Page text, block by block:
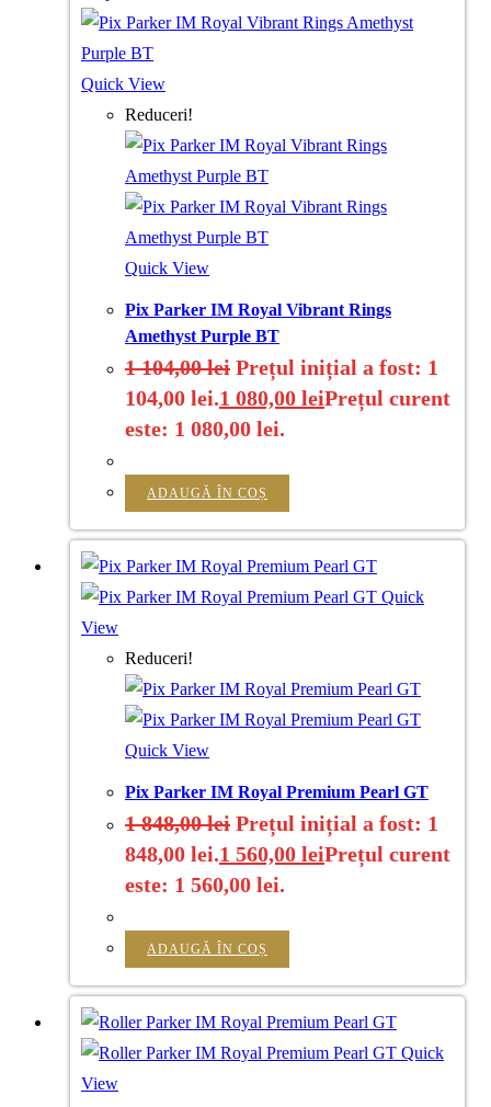
Quick View
Reduceri!
Quick View
Pix Parker IM Royal Vibrant Rings
Amethyst Purple BT
1 104,00lei Prețul inițial a fost: 1
104,00 lei.1 080,00 leiPrețul curent
este: 1 080,00 lei.
ADAUGĂ ÎN COȘ
Quick
View
Reduceri!
Quick View
Pix Parker IM Royal Premium Pearl GT
1 848,00lei Prețul inițial a fost: 1
848,00 lei.1 560,00 leiPrețul curent
este: 1 560,00 lei.
ADAUGĂ ÎN COȘ
Quick
View